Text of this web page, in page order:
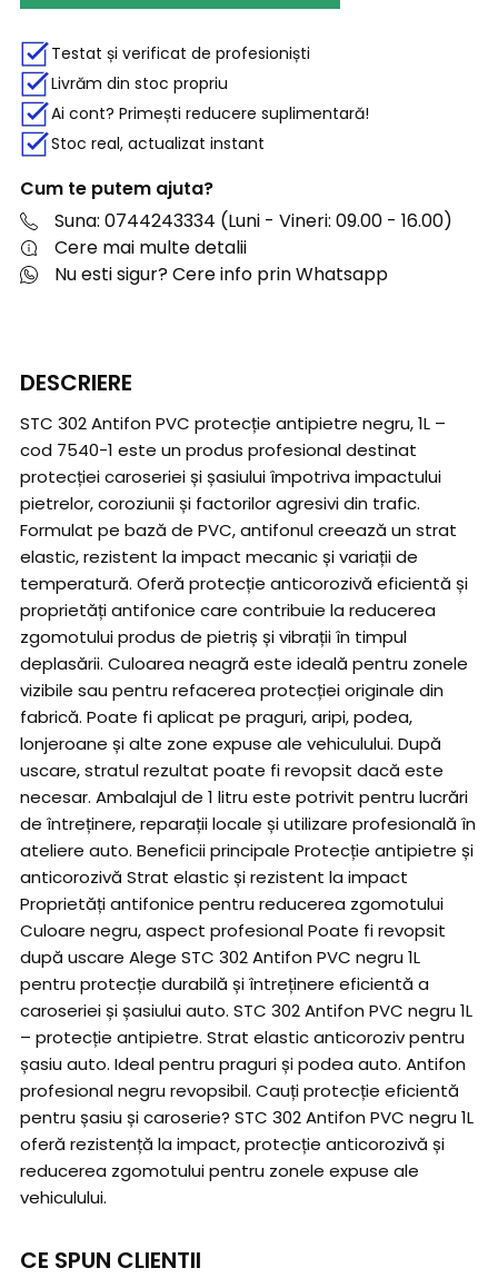
Testat și verificat de profesioniști
Livrăm din stoc propriu
Ai cont? Primești reducere suplimentară!
Stoc real, actualizat instant
Cum te putem ajuta?
Suna: 0744243334 (Luni - Vineri: 09.00 - 16.00)
Cere mai multe detalii
Nu esti sigur? Cere info prin Whatsapp
DESCRIERE
STC 302 Antifon PVC protecție antipietre negru, 1L –
cod 7540-1 este un produs profesional destinat
protecției caroseriei și șasiului împotriva impactului
pietrelor, coroziunii și factorilor agresivi din trafic.
Formulat pe bază de PVC, antifonul creează un strat
elastic, rezistent la impact mecanic și variații de
temperatură. Oferă protecție anticorozivă eficientă și
proprietăți antifonice care contribuie la reducerea
zgomotului produs de pietriș și vibrații în timpul
deplasării. Culoarea neagră este ideală pentru zonele
vizibile sau pentru refacerea protecției originale din
fabrică. Poate fi aplicat pe praguri, aripi, podea,
lonjeroane și alte zone expuse ale vehiculului. După
uscare, stratul rezultat poate fi revopsit dacă este
necesar. Ambalajul de 1 litru este potrivit pentru lucrări
de întreținere, reparații locale și utilizare profesională în
ateliere auto. Beneficii principale Protecție antipietre și
anticorozivă Strat elastic și rezistent la impact
Proprietăți antifonice pentru reducerea zgomotului
Culoare negru, aspect profesional Poate fi revopsit
după uscare Alege STC 302 Antifon PVC negru 1L
pentru protecție durabilă și întreținere eficientă a
caroseriei și șasiului auto. STC 302 Antifon PVC negru 1L
– protecție antipietre. Strat elastic anticoroziv pentru
șasiu auto. Ideal pentru praguri și podea auto. Antifon
profesional negru revopsibil. Cauți protecție eficientă
pentru șasiu și caroserie? STC 302 Antifon PVC negru 1L
oferă rezistență la impact, protecție anticorozivă și
reducerea zgomotului pentru zonele expuse ale
vehiculului.
CE SPUN CLIENTII